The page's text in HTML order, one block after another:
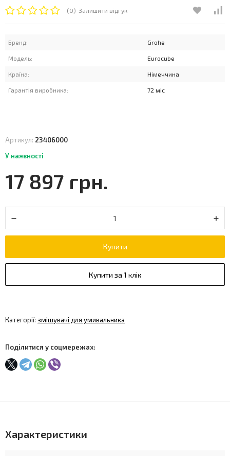
(0) Залишити відгук
Бренд: Grohe
Модель: Euroсube
Країна: Німеччина
Гарантія виробника: 72 міс
Артикул: 23406000
У наявності
17 897 грн.
Купити
Купити за 1 клік
Категорії: змішувачі для умивальника
Поділитися у соцмережах:
Характеристики